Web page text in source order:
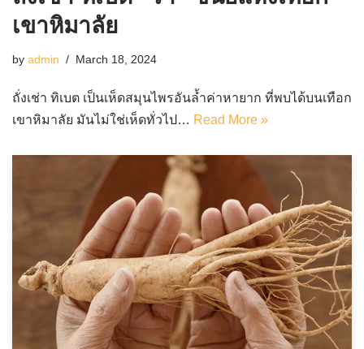
เขาหิมาลัย
by admin March 18, 2024
ถั่งเช่า ทิเบต เป็นเห็ดสมุนไพรอันล้ำค่าหายาก ที่พบได้บนเทือก
เขาหิมาลัย มันไม่ใช่เห็ดทั่วไป… Read More »